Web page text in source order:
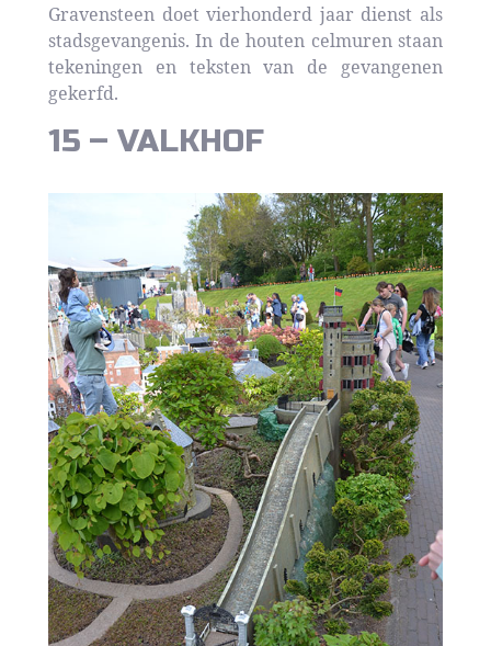
Gravensteen doet vierhonderd jaar dienst als
stadsgevangenis. In de houten celmuren staan
tekeningen en teksten van de gevangenen
gekerfd.
15 – VALKHOF